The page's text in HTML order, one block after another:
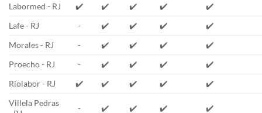
Labormed - RJ ✔️ ✔️ ✔️ ✔️
✔️
Lafe - RJ
- ✔️ ✔️ ✔️
✔️
Morales - RJ
- ✔️ ✔️ ✔️
✔️
Proecho - RJ
- ✔️ ✔️ ✔️
✔️
Riolabor - RJ
✔️ ✔️ ✔️ ✔️
✔️
Villela Pedras
- ✔️ ✔️ ✔️ ✔️